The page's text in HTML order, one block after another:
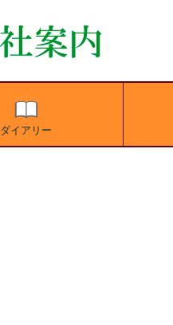
ダイアリー